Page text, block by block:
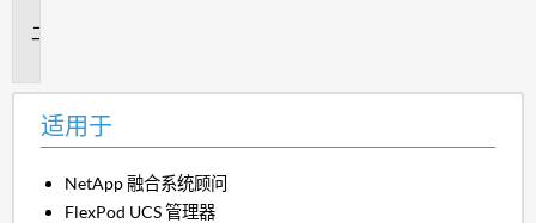
适用于
NetApp 融合系统顾问
FlexPod UCS 管理器